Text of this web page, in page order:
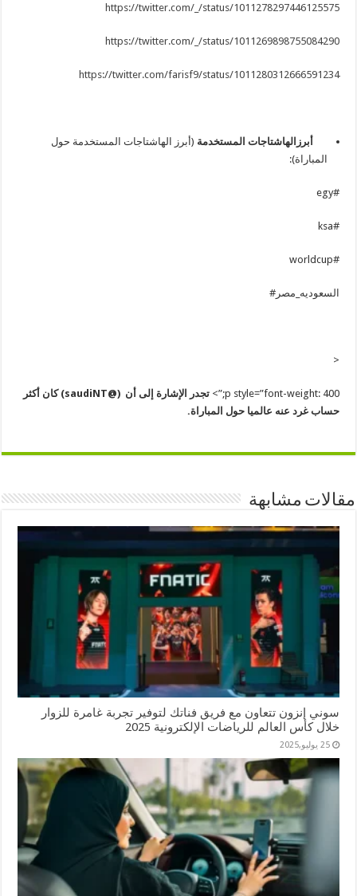
https://twitter.com/_/status/1011278297446125575
https://twitter.com/_/status/1011269898755084290
https://twitter.com/farisf9/status/1011280312666591234
أبرز الهاشتاجات المستخدمة(أبرز الهاشتاجات المستخدمة حول
المباراة):
#egy
#ksa
#worldcup
السعوديه_مصر#
<
p style=”font-weight: 400;”> تجدر الإشارة إلى أن (@saudiNT) كان أكثر
حساب غرد عنه عالميا حول المباراة.
مقالات مشابهة
سوني إنزون تتعاون مع فريق فناتك لتوفير تجربة غامرة للزوار
خلال كأس العالم للرياضات الإلكترونية 2025
25 يوليو,2025